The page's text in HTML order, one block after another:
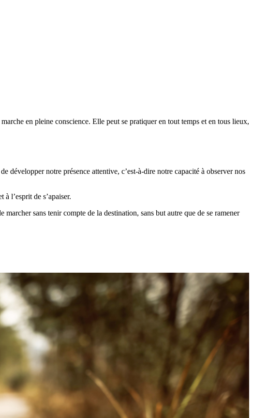
en pleine conscience. Elle peut se pratiquer en tout temps et en tous lieux,
développer notre présence attentive, c’est-à-dire notre capacité à observer nos
l’esprit de s’apaiser.
marcher sans tenir compte de la destination, sans but autre que de se ramener